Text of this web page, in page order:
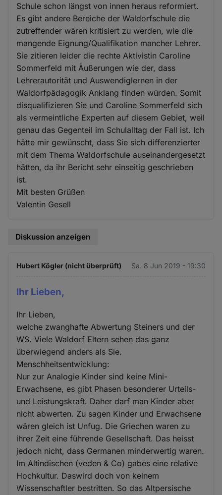
Schule schon längst von innen heraus reformiert.
Es gibt andere Bereiche der Waldorfschule die
zutreffender wären kritisiert zu werden, wie die
mangende Eignung/Qualifikation mancher Lehrer.
Sie zitieren leider die rechte Aktivistin Caroline
Sommerfeld mit Äußerungen wie der, dass
Lehrerautorität und Auswendiglernen in der
Waldorfpädagogik Anklang finden würden. Somit
disqualifizieren Sie und Caroline Sommerfeld sich
als vermeintliche Experten auf diesem Gebiet, weil
genau das Gegenteil im Schulalltag der Fall ist. Ich
hätte mir gewünscht, dass Sie sich differenzierter
mit dem Thema Waldorfschule auseinandergesetzt
hätten, da ihr Bericht sehr einseitig geschrieben
ist.
Mit besten Grüßen
Valentin Gesell
Diskussion anzeigen
Hubert Kögler (nicht überprüft) Sa. 8 Jun 2019 - 19:30
Ihr Lieben,
Ihr Lieben,
welche zwanghafte Abwertung Steiners und der
WS. Viele Waldorf Eltern sehen das ganz
überwiegend anders als Sie.
Menschheitsentwicklung:
Nur zur Analogie Kinder sind keine Mini-
Erwachsene, es gibt Phasen besonderer Urteils-
und Leistungskraft. Daher darf man Kinder aber
nicht abwerten. Zu sagen Kinder und Erwachsene
wären gleich ist Unfug. Die Griechen waren zu
ihrer Zeit eine führende Gesellschaft. Das heisst
jedoch nicht, dass Germanen minderwertig waren.
Im Altindischen (veden & Co) gabes eine relative
Hochkultur. Daswird doch von keinem
Wissenschaftler bestritten. So das Altpersische